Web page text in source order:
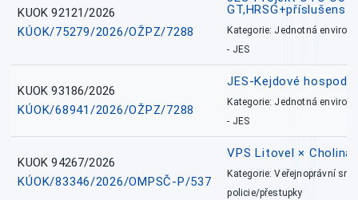
KUOK 92121/2026
KÚOK/75279/2026/OŽPZ/7288
Kategorie: Jednotná
- JES
KUOK 93186/2026
KÚOK/68941/2026/OŽPZ/7288
JES-Kejdové
Kategorie: Jednotná
- JES
KUOK 94267/2026
KÚOK/83346/2026/OMPSČ-P/537
VPS Litovel ×
Kategorie: Veřejnoprávní
policie/přestupky